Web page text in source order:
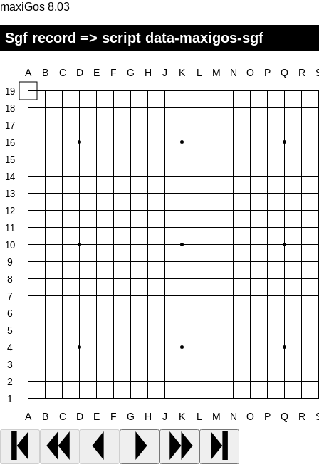
maxiGos 8.03
Sgf record => script data-maxigos-sgf
19
18
17
16
15
14
13
12
11
10
9
8
7
6
5
4
3
2
1
A B C D E F G H J K L M N O P Q R
A B C D E F G H J K L M N O P Q R